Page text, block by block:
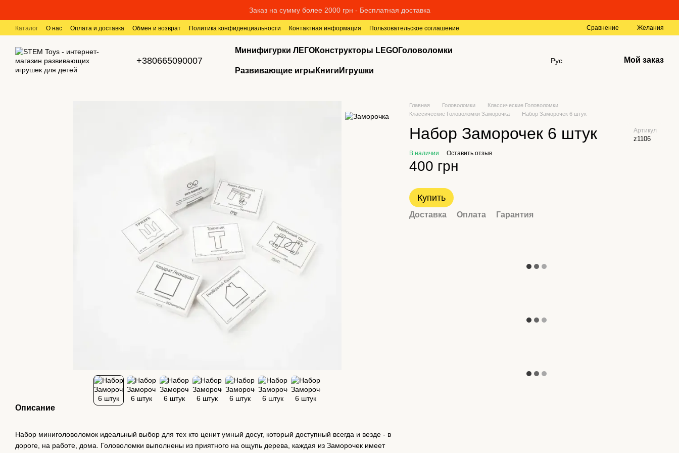
Заказ на сумму более 2000 грн - Бесплатная доставка
Каталог О нас Оплата и доставка Обмен и возврат Политика конфиденциальности Контактная информация Пользовательское соглашение Сравнение Желания
+380665090007
Минифигурки ЛЕГОКонструкторы LEGOГоловоломки
Развивающие игры Книги Игрушки
Рус Мой заказ
Описание
Набор миниголоволомок идеальный выбор для тех кто ценит умный досуг, который доступный всегда и везде - в
дороге, на работе, дома. Головоломки выполнены из приятного на ощупь дерева, каждая из Заморочек имеет
Главная Головоломки
Классические Головоломки
Классические Головоломки Заморочка
Набор Заморочек 6 штук
Набор Заморочек 6 штук Артикул
z1106
В наличии Оставить отзыв
400 грн
Купить
Доставка Оплата Гарантия